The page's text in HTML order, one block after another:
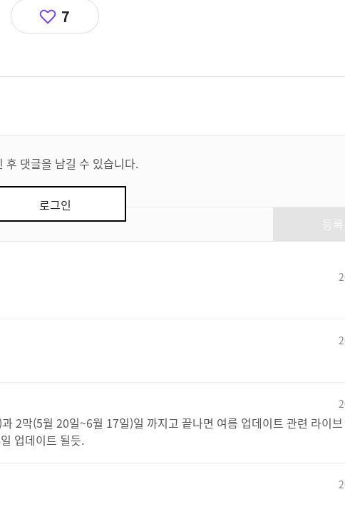
7
후 댓글을 남길 수 있습니다.
로그인
2막(5월 20일~6월 17일)일 까지고 끝나면 여름 업데이트 관련 라이
업데이트 될듯.